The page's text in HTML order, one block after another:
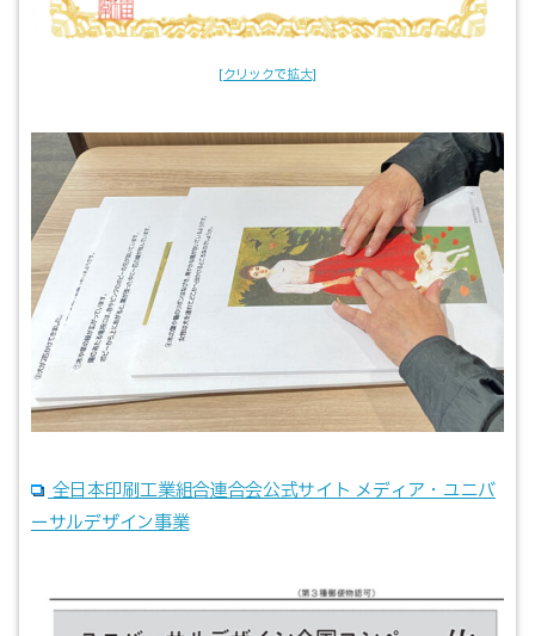
全日本印刷工業組合連合会公式サイト メディア・ユニバ
ーサルデザイン事業